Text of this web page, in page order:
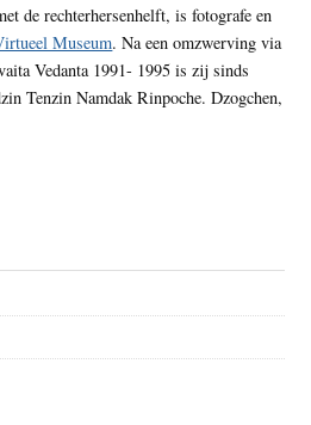
de rechterhersenhelft, is fotografe en
Museum. Na een omzwerving via
Vedanta 1991- 1995 is zij sinds
Tenzin Namdak Rinpoche. Dzogchen,